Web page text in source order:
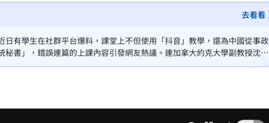
實生活
接合照 19:13
8連勝 18:51
去看看
有學生在社群平台爆料，課堂上不但使用「抖音」教學，還為中國從事政
書」，錯誤連篇的上課內容引發網友熱議。連加拿大約克大學副教授沈榮
偉大，刻意讓自己的課堂變成中共統戰的一部分。